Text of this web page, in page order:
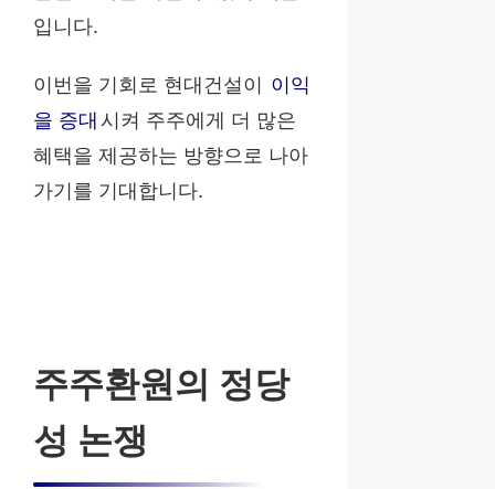
입니다.
이번을 기회로 현대건설이 이익
을 증대 시켜 주주에게 더 많은
혜택을 제공하는 방향으로 나아
가기를 기대합니다.
주주환원의 정당
성 논쟁